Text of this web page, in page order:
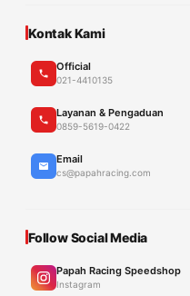
Kontak Kami
Official
021-4410135
Layanan & Pengaduan
0859-5619-0422
Email
cs@papahracing.com
Follow Social Media
Papah Racing Speedshop
Instagram